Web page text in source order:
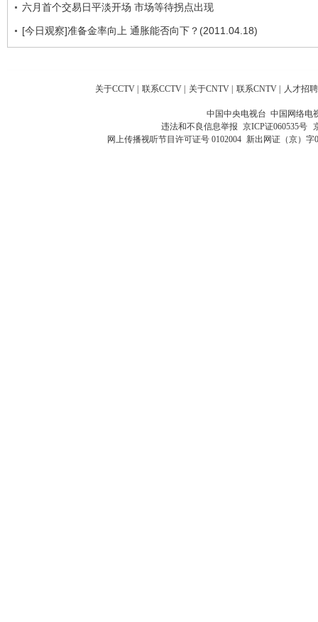
六月首个交易日平淡开场 市场等待拐点出现
[今日观察]准备金率向上 通胀能否向下？(2011.04.18)
关于CCTV | 联系CCTV | 关于CNTV | 联系CNTV | 人才招聘
中国中央电视台 中国网络电
违法和不良信息举报 京ICP证060535号
网上传播视听节目许可证号 0102004 新出网证（京）